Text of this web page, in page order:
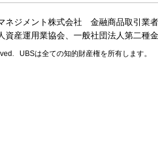
ネジメント株式会社 金融商品取引
産運用業協会、 一般社団法人第二種
UBSは全ての知的財産権を所有します。